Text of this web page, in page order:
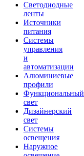
Светодиодные
ленты
Источники
питания
Системы
управления
и
автоматизации
Алюминиевые
профили
Функциональный
свет
Дизайнерский
свет
Системы
освещения
Наружное